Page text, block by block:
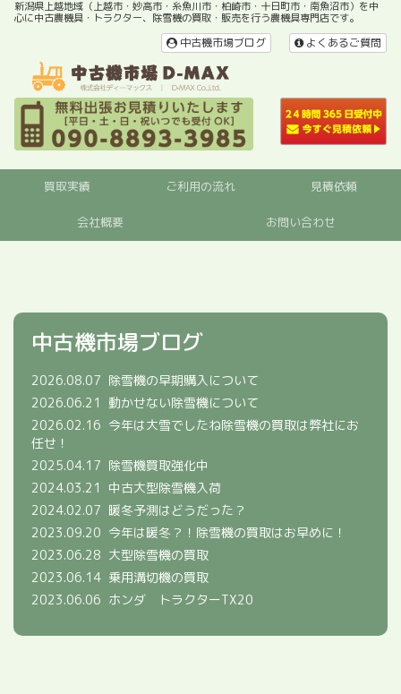
新潟県上越地域（上越市・妙高市・糸魚川市・柏崎市・十日町市・南魚沼市）を中
心に中古農機具・トラクター、除雪機の買取・販売を行う農機具専門店です。
よくあるご質問
中古機市場ブログ
買取実績 ご利用の流れ 見積依頼
会社概要 お問い合わせ
中古機市場ブログ
2026.08.07 除雪機の早期購入について
2026.06.21
動かせない除雪機について
2026.02.16 今年は大雪でしたね除雪機の買取は弊社にお
任せ！
2025.04.17 除雪機買取強化中
2024.03.21
中古大型除雪機入荷
2024.02.07 暖冬予測はどうだった？
2023.09.20 今年は暖冬？！除雪機の買取はお早めに！
2023.06.28 大型除雪機の買取
2023.06.14 乗用溝切機の買取
2023.06.06 ホンダ トラクターTX20